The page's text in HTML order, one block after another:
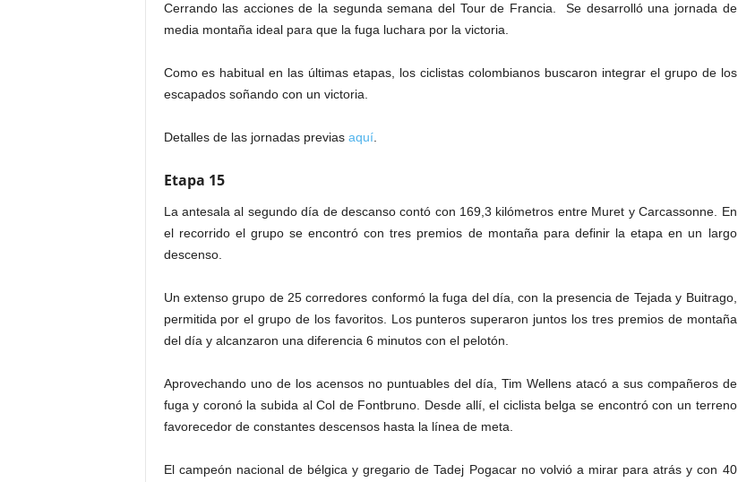
Cerrando las acciones de la segunda semana del Tour de Francia. Se desarrolló una jornada de
media montaña ideal para que la fuga luchara por la victoria.
Como es habitual en las últimas etapas, los ciclistas colombianos buscaron integrar el grupo de los
escapados soñando con un victoria.
Detalles de las jornadas previas aquí.
Etapa 15
La antesala al segundo día de descanso contó con 169,3 kilómetros entre Muret y Carcassonne. En
el recorrido el grupo se encontró con tres premios de montaña para definir la etapa en un largo
descenso.
Un extenso grupo de 25 corredores conformó la fuga del día, con la presencia de Tejada y Buitrago,
permitida por el grupo de los favoritos. Los punteros superaron juntos los tres premios de montaña
del día y alcanzaron una diferencia 6 minutos con el pelotón.
Aprovechando uno de los acensos no puntuables del día, Tim Wellens atacó a sus compañeros de
fuga y coronó la subida al Col de Fontbruno. Desde allí, el ciclista belga se encontró con un terreno
favorecedor de constantes descensos hasta la línea de meta.
El campeón nacional de bélgica y gregario de Tadej Pogacar no volvió a mirar para atrás y con 40